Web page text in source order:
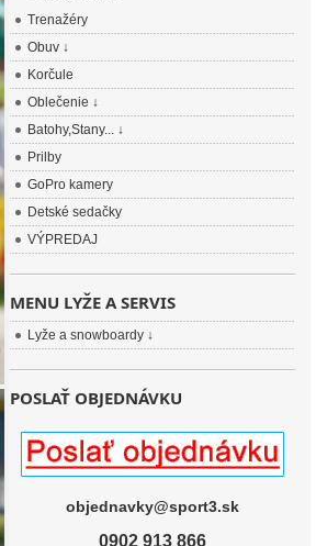
Trenažéry
Obuv ↓
Korčule
Oblečenie ↓
Batohy,Stany... ↓
Prilby
GoPro kamery
Detské sedačky
VÝPREDAJ
MENU LYŽE A SERVIS
Lyže a snowboardy ↓
POSLAŤ OBJEDNÁVKU
objednavky@sport3.sk
0902 913 866